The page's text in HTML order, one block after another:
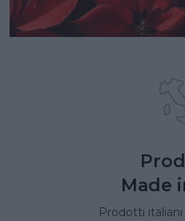
Made
Prodotti italiani